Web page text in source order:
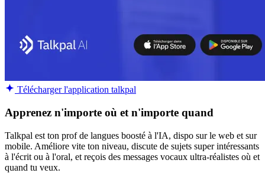
Télécharger l'application talkpal
Apprenez n'importe où et n'importe quand
Talkpal est ton prof de langues boosté à l'IA, dispo sur le web et sur
mobile. Améliore vite ton niveau, discute de sujets super intéressants
à l'écrit ou à l'oral, et reçois des messages vocaux ultra-réalistes où et
quand tu veux.